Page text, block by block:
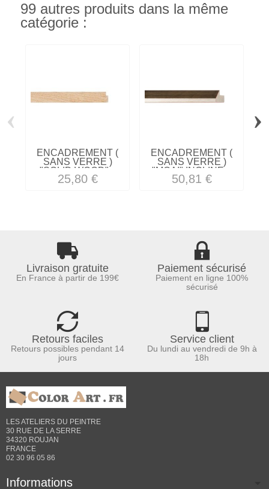
99 autres produits dans la même
catégorie :
ENCADREMENT (
SANS VERRE )
"SOLID WOOD"...
25,80 €
ENCADREMENT (
SANS VERRE )
"MOAI" INCLINE...
50,81 €
‹ ›
Livraison gratuite
En France à partir de 199€
Paiement sécurisé
Paiement en ligne 100%
sécurisé
Retours faciles
Retours possibles pendant 14
jours
Service client
Du lundi au vendredi de 9h à
18h
LES ATELIERS DU PEINTRE
30 RUE DE LA SERRE
34320 ROUJAN
FRANCE
02 30 96 05 86
Informations